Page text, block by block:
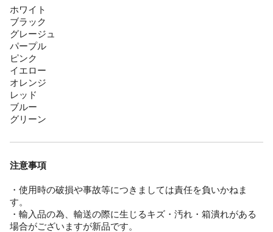
ホワイト
ブラック
グレージュ
パープル
ピンク
イエロー
オレンジ
レッド
ブルー
グリーン
注意事項
・使用時の破損や事故等につきましては責任を負いかねま
す。
・輸入品の為、輸送の際に生じるキズ・汚れ・箱潰れがある
場合がございますが新品です。